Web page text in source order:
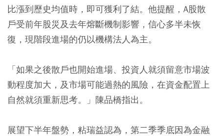
比漲到歷史均值時，即可獲利了結。他提醒，A股散
戶受前年股災及去年熔斷機制影響，信心多半未恢
復，現階段進場的仍以機構法人為主。
「如果之後散戶也開始進場、投資人就須留意市場波
動程度加大，及市場可能過熱的風險，在資金配置上
自然就須重新思考。」陳品橋指出。
展望下半年盤勢，粘瑞益認為，第二季季底因為金融